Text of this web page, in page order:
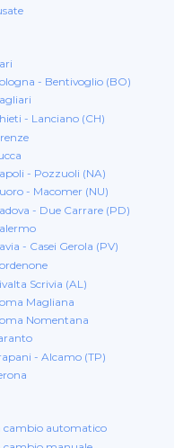
- Bentivoglio (BO)
- Lanciano (CH)
- Pozzuoli (NA)
- Macomer (NU)
- Due Carrare (PD)
- Casei Gerola (PV)
Scrivia (AL)
Magliana
Nomentana
- Alcamo (TP)
cambio automatico